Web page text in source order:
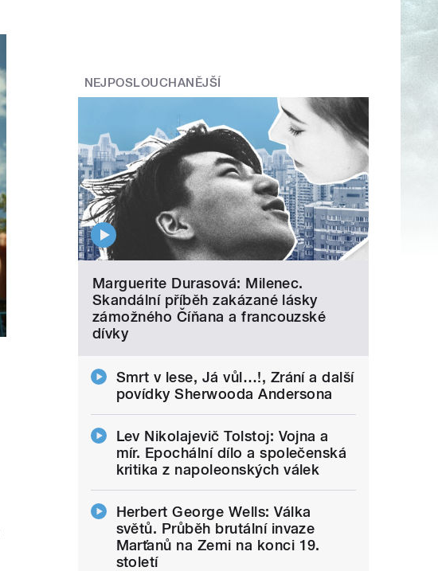
NEJPOSLOUCHANĚJŠÍ
Marguerite Durasová: Milenec.
Skandální příběh zakázané lásky
zámožného Číňana a francouzské
dívky
Smrt v lese, Já vůl…!, Zrání a další
povídky Sherwooda Andersona
Lev Nikolajevič Tolstoj: Vojna a
mír. Epochální dílo a společenská
kritika z napoleonských válek
Herbert George Wells: Válka
světů. Průběh brutální invaze
Marťanů na Zemi na konci 19.
století